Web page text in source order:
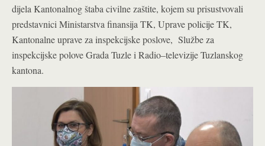
dijela Kantonalnog štaba civilne zaštite, kojem su prisustvovali
predstavnici Ministarstva finansija TK, Uprave policije TK,
Kantonalne uprave za inspekcijske poslove, Službe za
inspekcijske polove Grada Tuzle i Radio–televizije Tuzlanskog
kantona.